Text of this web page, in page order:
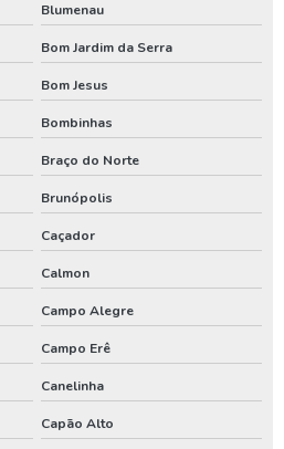
preço
Blumenau
Bom Jardim da Serra
Bom Jesus
Bombinhas
Braço do Norte
Brunópolis
Caçador
Calmon
Campo Alegre
Campo Erê
Canelinha
Capão Alto